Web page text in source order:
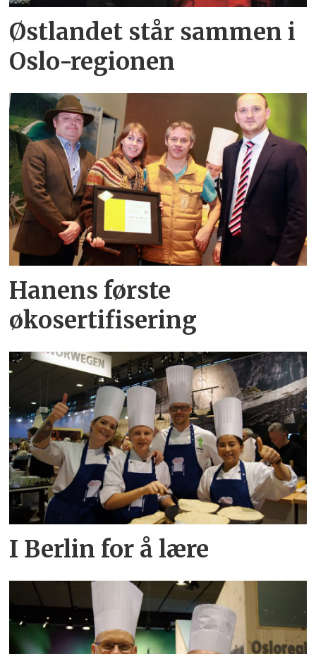
Østlandet står sammen i
Oslo-regionen
Hanens første
økosertifisering
I Berlin for å lære